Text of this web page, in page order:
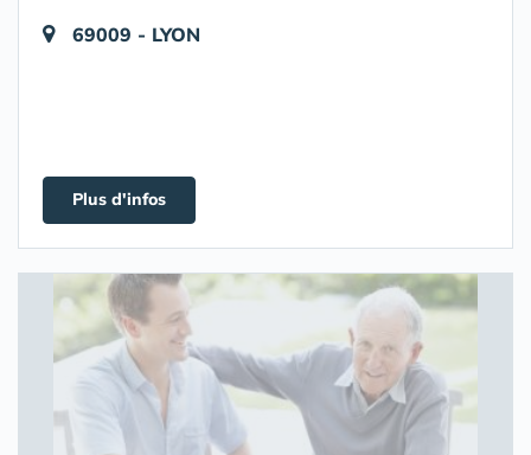
69009 - LYON
Plus d'infos